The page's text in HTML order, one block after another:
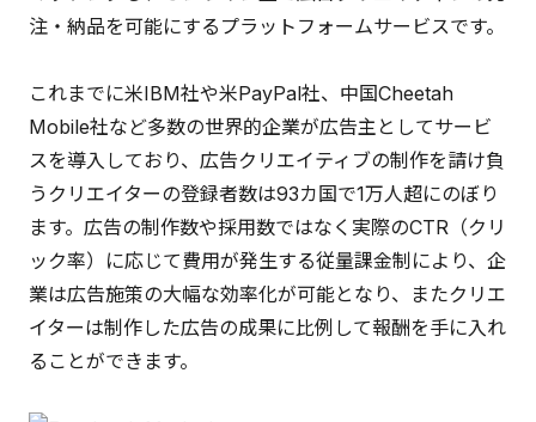
注・納品を可能にするプラットフォームサービスです。
これまでに米IBM社や米PayPal社、中国Cheetah
Mobile社など多数の世界的企業が広告主としてサービ
スを導入しており、広告クリエイティブの制作を請け負
うクリエイターの登録者数は93カ国で1万人超にのぼり
ます。広告の制作数や採用数ではなく実際のCTR（クリ
ック率）に応じて費用が発生する従量課金制により、企
業は広告施策の大幅な効率化が可能となり、またクリエ
イターは制作した広告の成果に比例して報酬を手に入れ
ることができます。